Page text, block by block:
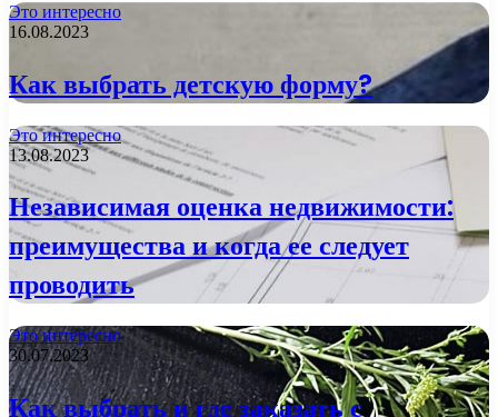
Это интересно
16.08.2023
Как выбрать детскую форму?
Это интересно
13.08.2023
Независимая оценка недвижимости:
преимущества и когда ее следует
проводить
Это интересно
30.07.2023
Как выбрать и где заказать с